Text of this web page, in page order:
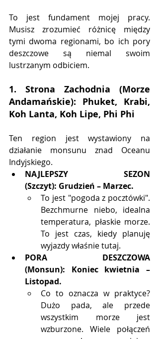
To jest fundament mojej pracy.
Musisz zrozumieć różnicę między
tymi dwoma regionami, bo ich pory
deszczowe są niemal swoim
lustrzanym odbiciem.
1. Strona Zachodnia (Morze
Andamańskie): Phuket, Krabi,
Koh Lanta, Koh Lipe, Phi Phi
Ten region jest wystawiony na
działanie monsunu znad Oceanu
Indyjskiego.
NAJLEPSZY SEZON
(Szczyt): Grudzień – Marzec.
To jest "pogoda z pocztówki".
Bezchmurne niebo, idealna
temperatura, płaskie morze.
To jest czas, kiedy planuję
wyjazdy właśnie tutaj.
PORA DESZCZOWA
(Monsun):
Koniec kwietnia –
Listopad.
Co to oznacza w praktyce?
Dużo pada, ale przede
wszystkim morze jest
wzburzone. Wiele połączeń